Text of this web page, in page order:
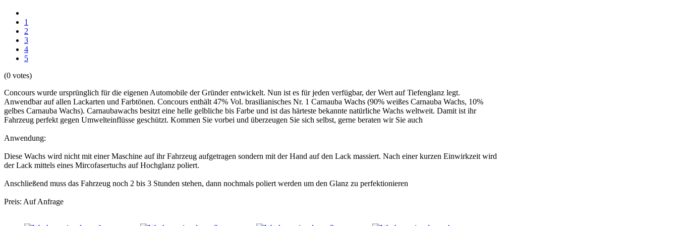
1
2
3
4
5
(0 votes)
Concours wurde ursprünglich für die eigenen Automobile der Gründer entwickelt. Nun ist es für jeden verfügbar, der Wert auf Tiefenglanz legt.
Anwendbar auf allen Lackarten und Farbtönen. Concours enthält 47% Vol. brasilianisches Nr. 1 Carnauba Wachs (90% weißes Carnauba Wachs, 10%
gelbes Carnauba Wachs). Carnaubawachs besitzt eine helle gelbliche bis Farbe und ist das härteste bekannte natürliche Wachs weltweit. Damit ist ihr
Fahrzeug perfekt gegen Umwelteinflüsse geschützt. Kommen Sie vorbei und überzeugen Sie sich selbst, gerne beraten wir Sie auch
Anwendung:
Diese Wachs wird nicht mit einer Maschine auf ihr Fahrzeug aufgetragen sondern mit der Hand auf den Lack massiert. Nach einer kurzen Einwirkzeit wird
der Lack mittels eines Mircofasertuchs auf Hochglanz poliert.
Anschließend muss das Fahrzeug noch 2 bis 3 Stunden stehen, dann nochmals poliert werden um den Glanz zu perfektionieren
Preis: Auf Anfrage